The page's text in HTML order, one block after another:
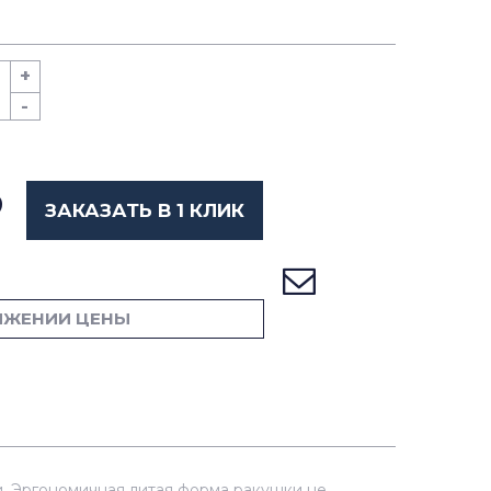
+
-
ЗАКАЗАТЬ В 1 КЛИК
ЦЕНЫ